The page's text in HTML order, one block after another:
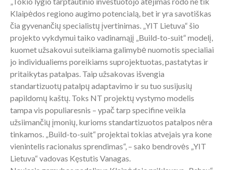
Klaipėdos regiono augimo potencialą, bet ir yra savotiškas
čia gyvenančių specialistų įvertinimas. „YIT Lietuva“ šio
projekto vykdymui taiko vadinamąjį „Build-to-suit“ modelį,
kuomet užsakovui suteikiama galimybė nuomotis specialiai
jo individualiems poreikiams suprojektuotas, pastatytas ir
pritaikytas patalpas. Taip užsakovas išvengia
standartizuotų patalpų adaptavimo ir su tuo susijusių
papildomų kaštų. Toks NT projektų vystymo modelis
tampa vis populiaresnis – ypač tarp specifine veikla
užsiimančių įmonių, kurioms standartizuotos patalpos nėra
tinkamos. „Build-to-suit“ projektai tokias atvejais yra kone
vienintelis racionalus sprendimas“, – sako bendrovės „YIT
Lietuva“ vadovas Kęstutis Vanagas.